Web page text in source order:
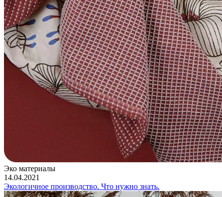
Эко материалы
14.04.2021
Экологичное производство. Что нужно знать.